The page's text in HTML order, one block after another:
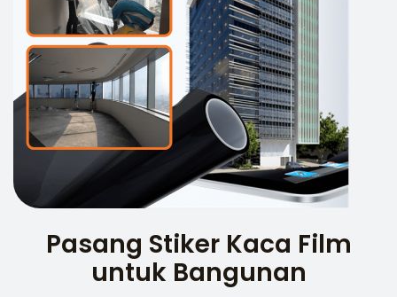
Pasang Stiker Kaca Film
untuk Bangunan